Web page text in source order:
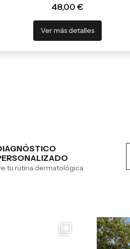
48,00 €
Ver más detalles
tu rutina dermatológica